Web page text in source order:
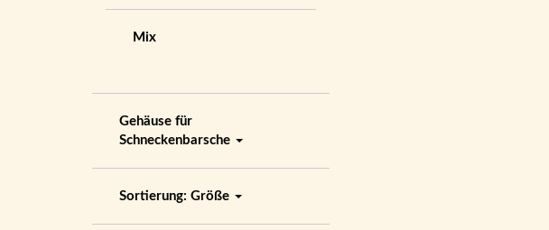
Mix
Gehäuse für
Schneckenbarsche
Sortierung: Größe